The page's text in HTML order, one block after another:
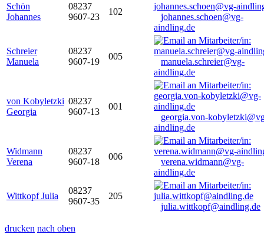
Schön
Johannes
08237
9607-23
102
johannes.schoen@vg-
aindling.de
Schreier
Manuela
08237
9607-19
005
manuela.schreier@vg-
aindling.de
von Kobyletzki
Georgia
08237
9607-13
001
georgia.von-
aindling.de
Widmann
Verena
08237
9607-18
006
verena.widmann@vg-
aindling.de
Wittkopf Julia
08237
9607-35
205
julia.wittkopf@aindling.de
drucken nach oben